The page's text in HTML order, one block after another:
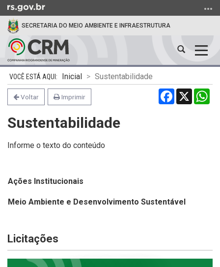
para
conteúdo
para
menu
SECRETARIA DO MEIO AMBIENTE E INFRAESTRUTURA
Abrir
Início
do
conteúdo
Inicial Sustentabilidade
Voltar Imprimir Facebook
X
Sustentabilidade
Informe o texto do conteúdo
Ações Institucionais
Meio Ambiente e Desenvolvimento Sustentável
Licitações